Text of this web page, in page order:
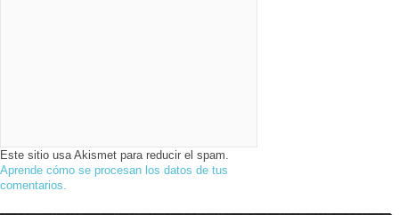
Este sitio usa Akismet para reducir el spam.
Aprende cómo se procesan los datos de tus
comentarios.